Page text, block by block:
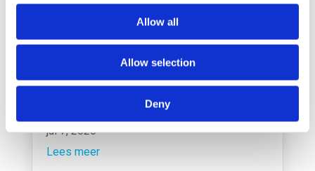
Allow all
Allow selection
Deny
Onderzoeksreeks: Connected Automated
jul 7, 2026
Lees meer